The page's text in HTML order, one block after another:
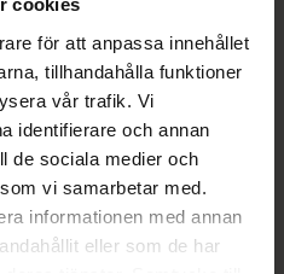
cookies
för att anpassa innehållet
tillhandahålla funktioner
vår trafik. Vi
identifierare och annan
de sociala medier och
vi samarbetar med.
informationen med annan
eller som de har
Miniderm 20 %
Övriga hudskyddande
och uppmjukande
medel, Kräm,...
Pris online
335 kr